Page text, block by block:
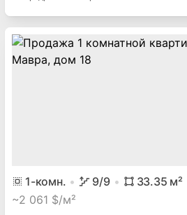
1-комн. 9/9 33.35 м²
~2 061 $/м²